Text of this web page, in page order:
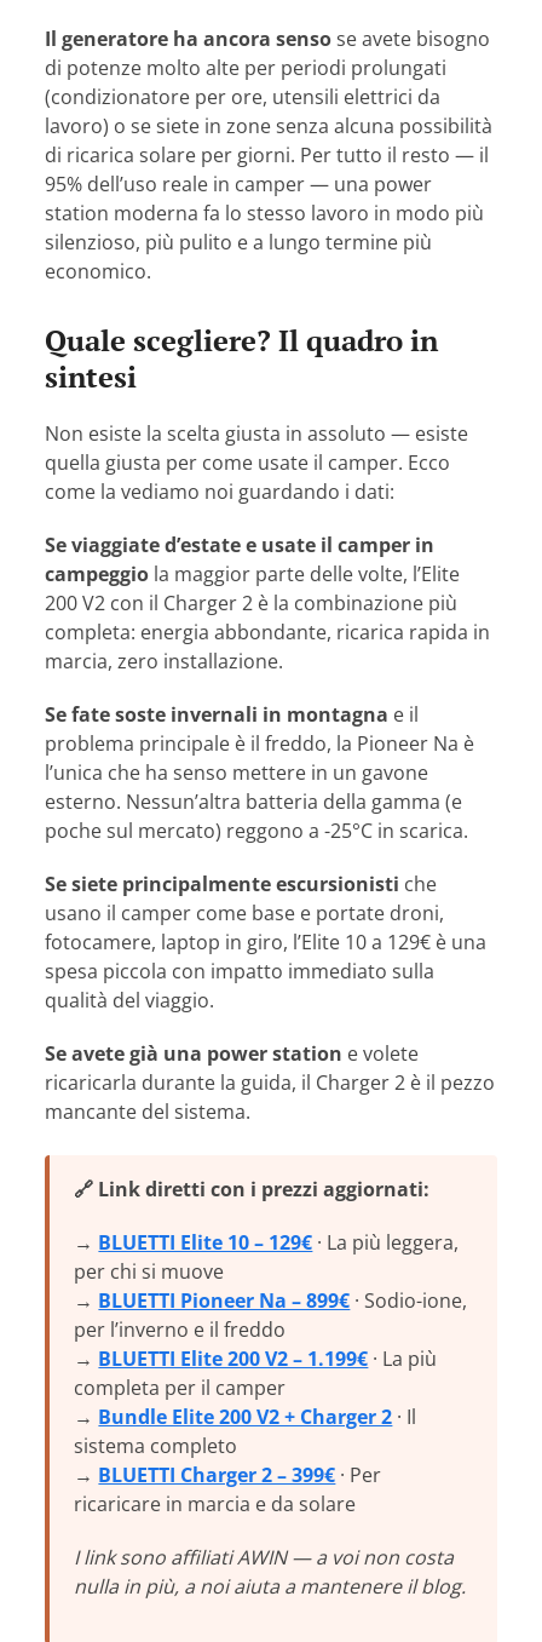
Il generatore ha ancora sensose avete bisogno
di potenze molto alte per periodi prolungati
(condizionatore per ore, utensili elettrici da
lavoro) o se siete in zone senza alcuna possibilità
di ricarica solare per giorni. Per tutto il resto — il
95% dell’uso reale in camper — una power
station moderna fa lo stesso lavoro in modo più
silenzioso, più pulito e a lungo termine più
economico.
Quale scegliere? Il quadro in
sintesi
Non esiste la scelta giusta in assoluto — esiste
quella giusta per come usate il camper. Ecco
come la vediamo noi guardando i dati:
Se viaggiate d’estate e usate il camper in
campeggio la maggior parte delle volte, l’Elite
200 V2 con il Charger 2 è la combinazione più
completa: energia abbondante, ricarica rapida in
marcia, zero installazione.
Se fate soste invernali in montagna e il
problema principale è il freddo, la Pioneer Na è
l’unica che ha senso mettere in un gavone
esterno. Nessun’altra batteria della gamma (e
poche sul mercato) reggono a -25°C in scarica.
Se siete principalmente escursionisti che
usano il camper come base e portate droni,
fotocamere, laptop in giro, l’Elite 10 a 129€ è una
spesa piccola con impatto immediato sulla
qualità del viaggio.
Se avete già una power station e volete
ricaricarla durante la guida, il Charger 2 è il pezzo
mancante del sistema.
🔗 Link diretti con i prezzi aggiornati:
→ BLUETTI Elite 10 – 129€ · La più leggera,
per chi si muove
→ BLUETTI Pioneer Na – 899€ · Sodio-ione,
per l’inverno e il freddo
→ BLUETTI Elite 200 V2 – 1.199€ · La più
completa per il camper
→ Bundle Elite 200 V2 + Charger 2 · Il
sistema completo
→ BLUETTI Charger 2 – 399€ · Per
ricaricare in marcia e da solare
I link sono affiliati AWIN — a voi non costa
nulla in più, a noi aiuta a mantenere il blog.